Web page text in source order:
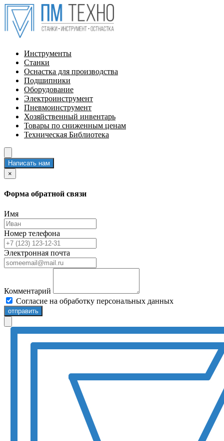
Инструменты
Станки
Оснастка для производства
Подшипники
Оборудование
Электроинструмент
Пневмоинструмент
Хозяйственный инвентарь
Товары по сниженным ценам
Техническая Библиотека
Написать нам
×
Форма обратной связи
Имя
Номер телефона
Электронная почта
Комментарий
Согласие на обработку персональных данных
отправить